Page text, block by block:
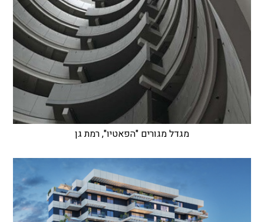
מגדל מגורים "הפאטיו", רמת גן